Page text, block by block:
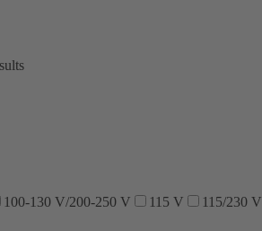
100-130 V/200-250 V 115 V 115/230 V